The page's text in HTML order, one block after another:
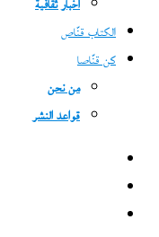
أخبار ثقافية
الكتاب قنّاص
كن قنّاصا
من نحن
قواعد النشر